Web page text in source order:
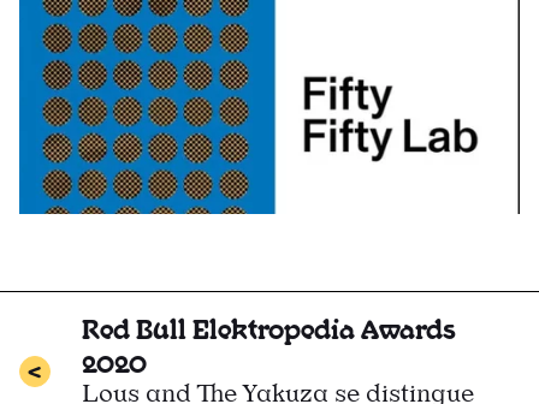
Red Bull Elektropedia Awards
2020
Lous and The Yakuza se distingue